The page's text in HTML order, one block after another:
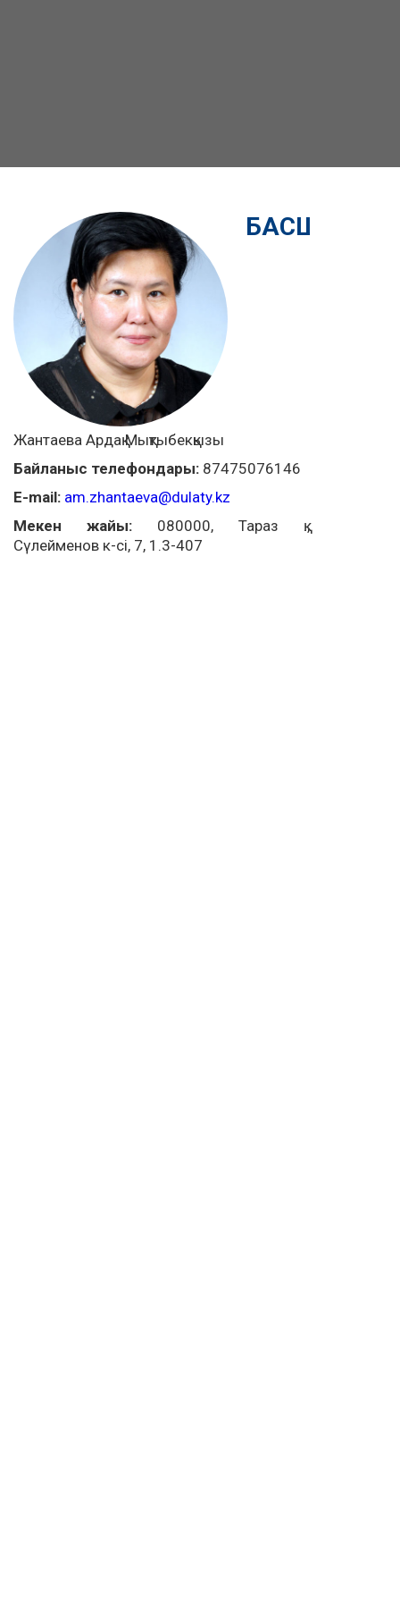
БАСШЫЛЫҚ
Жантаева Ардақ Мықтыбекқызы
Байланыс телефондары: 87475076146
E-mail: am.zhantaeva@dulaty.kz
Мекен жайы:080000, Тараз қ.,
Сүлейменов к-сі, 7, 1.3-407